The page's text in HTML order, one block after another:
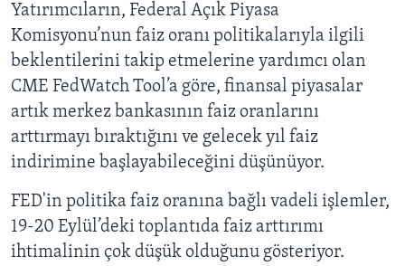
Yatırımcıların, Federal Açık Piyasa
Komisyonu’nun faiz oranı politikalarıyla ilgili
beklentilerini takip etmelerine yardımcı olan
CME FedWatch Tool’a göre, finansal piyasalar
artık merkez bankasının faiz oranlarını
arttırmayı bıraktığını ve gelecek yıl faiz
indirimine başlayabileceğini düşünüyor.
FED'in politika faiz oranına bağlı vadeli işlemler,
19-20 Eylül’deki toplantıda faiz arttırımı
ihtimalinin çok düşük olduğunu gösteriyor.